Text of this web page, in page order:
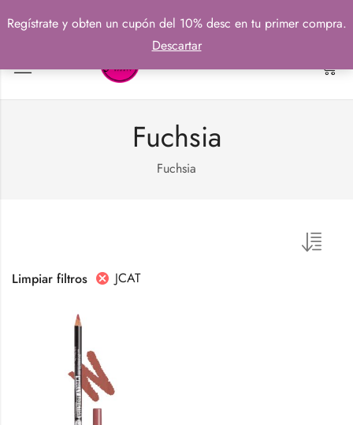
Fuchsia
Fuchsia
Limpiar filtros JCAT
Regístrate y obten un cupón del 10% desc en tu primer compra.
Descartar